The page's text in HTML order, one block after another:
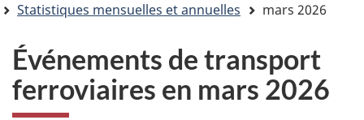
Statistiques mensuelles et annuelles
mars 2026
Événements de transport
ferroviaires en mars 2026